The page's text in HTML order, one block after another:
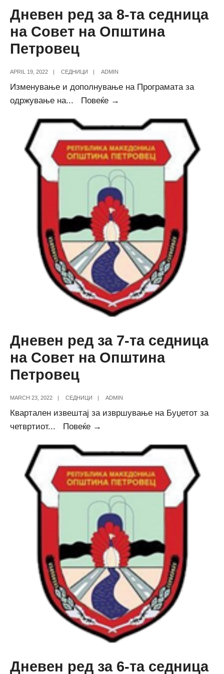
Дневен ред за 8-та седница
на Совет на Општина
Петровец
APRIL 19, 2022 СЕДНИЦИ ADMIN
Изменување и дополнување на Програмата за
одржување на... Повеќе →
за
8-
та
седница
на
Совет
на
Општина
Петровец
Дневен ред за 7-та седница
на Совет на Општина
Петровец
MARCH 23, 2022 СЕДНИЦИ ADMIN
Квартален извештај за извршување на Буџетот за
четвртиот... Повеќе →
за
7-
та
седница
на
Совет
на
Општина
Петровец
Дневен ред за 6-та седница